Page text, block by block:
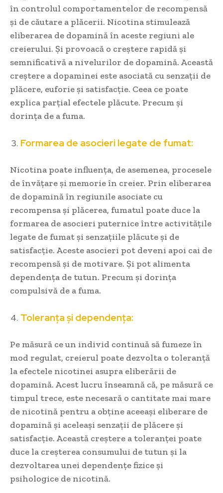
în controlul comportamentelor de recompensă
și de căutare a plăcerii. Nicotina stimulează
eliberarea de dopamină în aceste regiuni ale
creierului. Și provoacă o creștere rapidă și
semnificativă a nivelurilor de dopamină. Această
creștere a dopaminei este asociată cu senzații de
plăcere, euforie și satisfacție. Ceea ce poate
explica parțial efectele plăcute. Precum și
dorința de a fuma.
Formarea de asocieri legate de fumat:
Nicotina poate influența, de asemenea, procesele
de învățare și memorie în creier. Prin eliberarea
de dopamină în regiunile asociate cu
recompensa și plăcerea, fumatul poate duce la
formarea de asocieri puternice între activitățile
legate de fumat și senzațiile plăcute și de
satisfacție. Aceste asocieri pot deveni apoi cai de
recompensă și de motivare. Și pot alimenta
dependența de tutun. Precum și dorința
compulsivă de a fuma.
Toleranța și dependența:
Pe măsură ce un individ continuă să fumeze în
mod regulat, creierul poate dezvolta o toleranță
la efectele nicotinei asupra eliberării de
dopamină. Acest lucru înseamnă că, pe măsură ce
timpul trece, este necesară o cantitate mai mare
de nicotină pentru a obține aceeași eliberare de
dopamină și aceleași senzații de plăcere și
satisfacție. Această creștere a toleranței poate
duce la creșterea consumului de tutun și la
dezvoltarea unei dependențe fizice și
psihologice de nicotină.